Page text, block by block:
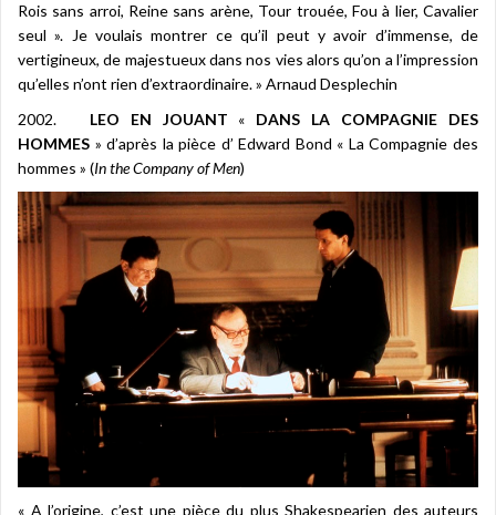
Rois sans arroi, Reine sans arène, Tour trouée, Fou à lier, Cavalier
seul ». Je voulais montrer ce qu’il peut y avoir d’immense, de
vertigineux, de majestueux dans nos vies alors qu’on a l’impression
qu’elles n’ont rien d’extraordinaire. » Arnaud Desplechin
2002.
LEO EN JOUANT « DANS LA COMPAGNIE DES
HOMMES » d’après la pièce d’ Edward Bond « La Compagnie des
hommes » (In the Company of Men)
« A l’origine, c’est une pièce du plus Shakespearien des auteurs